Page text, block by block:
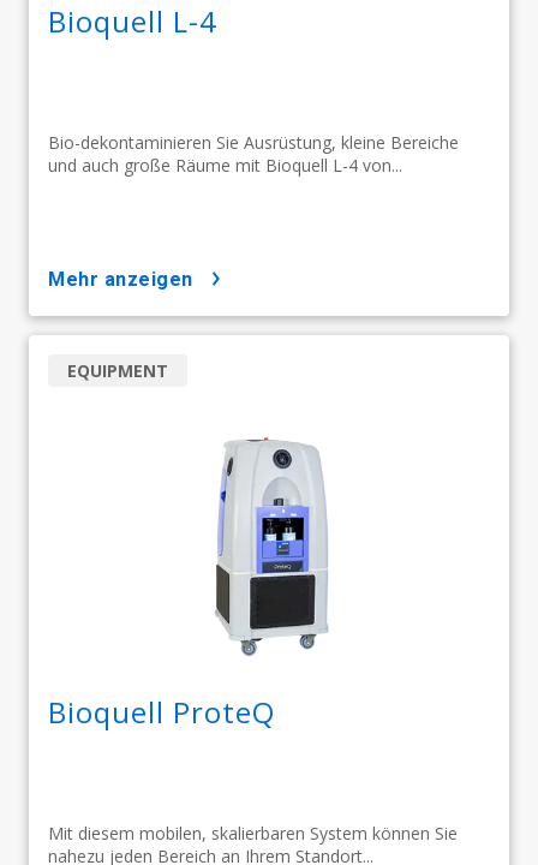
Bioquell L-4
Bio-dekontaminieren Sie Ausrüstung, kleine Bereiche
und auch große Räume mit Bioquell L-4 von...
mehr anzeigen
Bioquell ProteQ
Mit diesem mobilen, skalierbaren System können Sie
nahezu jeden Bereich an Ihrem Standort...
EQUIPMENT